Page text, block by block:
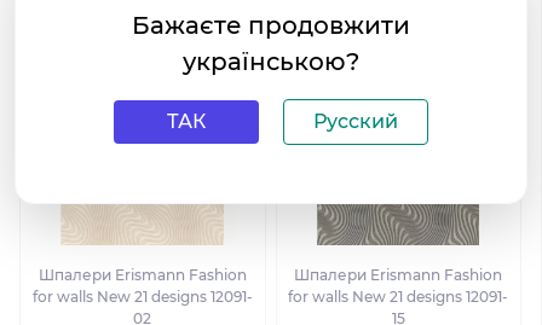
Шпалери Erismann Fashion
for walls New 21 designs 12091-
02
Шпалери Erismann Fashion
for walls New 21 designs 12091-
15
Бажаєте продовжити
українською?
ТАК Русский